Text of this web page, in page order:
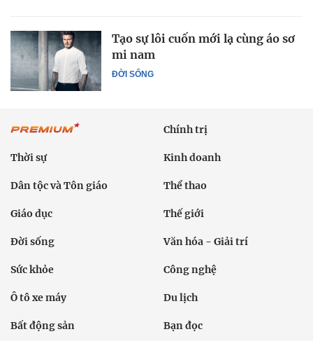
ĐỜI SỐNG
Tạo sự lôi cuốn mới lạ cùng áo sơ
mi nam
Chính trị
Thời sự Kinh doanh
Dân tộc và Tôn giáo Thể thao
Giáo dục Thế giới
Đời sống Văn hóa - Giải trí
Sức khỏe Công nghệ
Ô tô xe máy Du lịch
Bất động sản Bạn đọc